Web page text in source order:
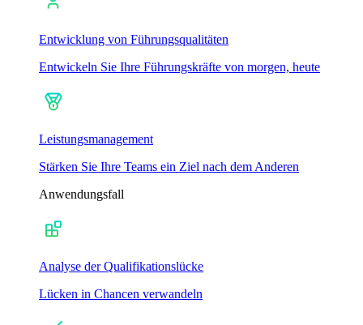
Entwicklung von Führungsqualitäten
Entwickeln Sie Ihre Führungskräfte von morgen, heute
Leistungsmanagement
Stärken Sie Ihre Teams ein Ziel nach dem Anderen
Anwendungsfall
Analyse der Qualifikationslücke
Lücken in Chancen verwandeln